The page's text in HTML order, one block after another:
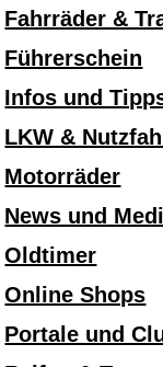
Fahrräder &
Führerschein
Infos und
LKW &
Motorräder
News und
Oldtimer
Online Shops
Portale und